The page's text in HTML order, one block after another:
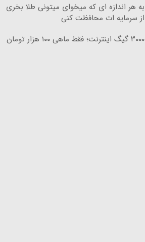
به هر اندازه ای که میخوای میتونی طلا بخری
از سرمایه ات محافظت کنی
۳۰۰۰ گیگ اینترنت؛ فقط ماهی ۱۰۰ هزار تومان